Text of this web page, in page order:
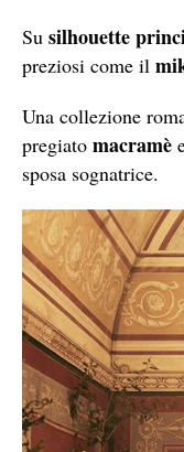
Su silhouette
preziosi come il
Una collezione
pregiato macramè
sposa sognatrice.